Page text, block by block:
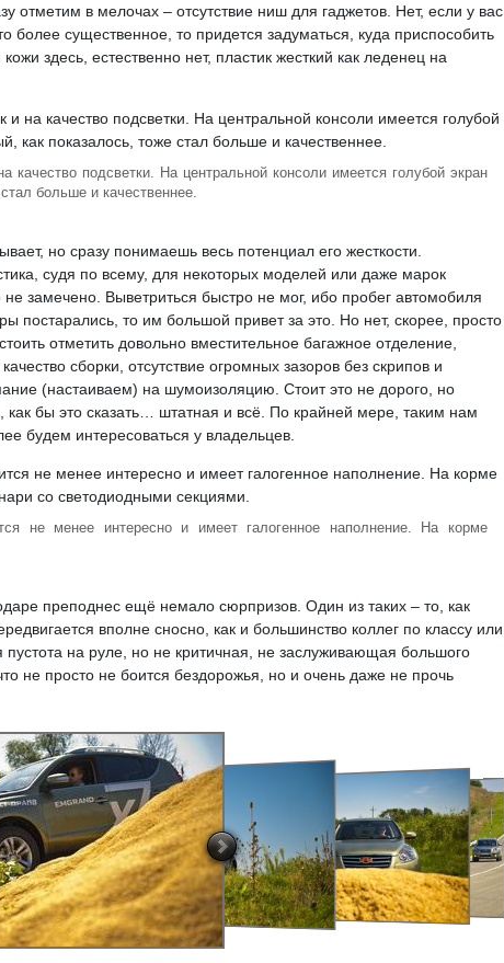
отметим в мелочах – отсутствие ниш для гаджетов. Нет, если у вас
более существенное, то придется задуматься, куда приспособить
здесь, естественно нет, пластик жесткий как леденец на
качество подсветки. На центральной консоли имеется голубой экран
больше и качественнее.
но сразу понимаешь весь потенциал его жесткости.
судя по всему, для некоторых моделей или даже марок
замечено. Выветриться быстро не мог, ибо пробег автомобиля
постарались, то им большой привет за это. Но нет, скорее, просто
отметить довольно вместительное багажное отделение,
сборки, отсутствие огромных зазоров без скрипов и
(настаиваем) на шумоизоляцию. Стоит это не дорого, но
бы это сказать… штатная и всё. По крайней мере, таким нам
будем интересоваться у владельцев.
не менее интересно и имеет галогенное наполнение. На корме
преподнес ещё немало сюрпризов. Один из таких – то, как
вполне сносно, как и большинство коллег по классу или
пустота на руле, но не критичная, не заслуживающая большого
не просто не боится бездорожья, но и очень даже не прочь